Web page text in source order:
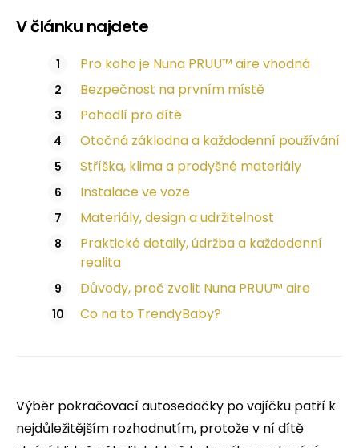
V článku najdete
Pro koho je Nuna PRUU™ aire vhodná
Bezpečnost na prvním místě
Pohodlí pro dítě
Otočná základna a každodenní používání
Stříška, klima a prodyšné materiály
Instalace ve voze
Materiály, design a udržitelnost
Praktické detaily, údržba a každodenní
realita
Důvody, proč zvolit Nuna PRUU™ aire
Co na to TrendyBaby?
Výběr pokračovací autosedačky po vajíčku patří k
nejdůležitějším rozhodnutím, protože v ní dítě